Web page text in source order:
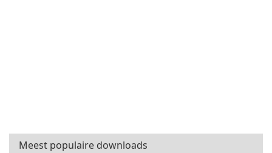
Meest populaire downloads